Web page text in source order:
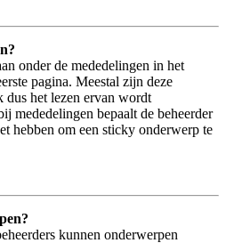
onder de mededelingen in het
pagina. Meestal zijn deze
het lezen ervan wordt
mededelingen bepaalt de beheerder
hebben om een sticky onderwerp te
kunnen onderwerpen